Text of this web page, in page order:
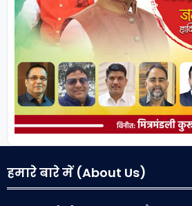
हमारे बारे में (About Us)